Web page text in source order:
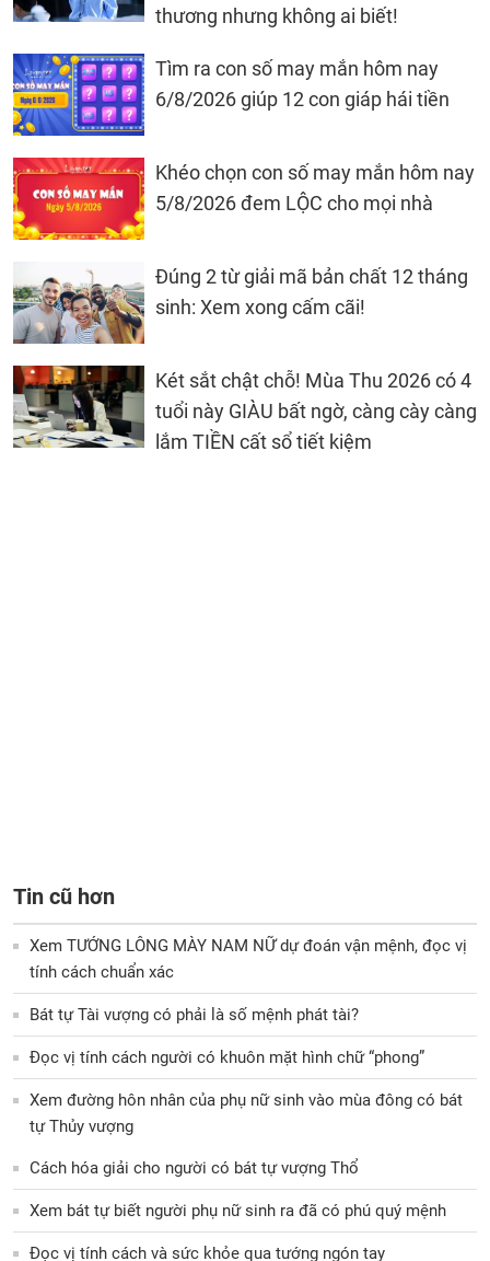
thương nhưng không ai biết!
Tìm ra con số may mắn hôm nay
6/8/2026 giúp 12 con giáp hái tiền
Khéo chọn con số may mắn hôm nay
5/8/2026 đem LỘC cho mọi nhà
Đúng 2 từ giải mã bản chất 12 tháng
sinh: Xem xong cấm cãi!
Két sắt chật chỗ! Mùa Thu 2026 có 4
tuổi này GIÀU bất ngờ, càng cày càng
lắm TIỀN cất sổ tiết kiệm
Tin cũ hơn
Xem TƯỚNG LÔNG MÀY NAM NỮ dự đoán vận mệnh, đọc vị
tính cách chuẩn xác
Bát tự Tài vượng có phải là số mệnh phát tài?
Đọc vị tính cách người có khuôn mặt hình chữ “phong”
Xem đường hôn nhân của phụ nữ sinh vào mùa đông có bát
tự Thủy vượng
Cách hóa giải cho người có bát tự vượng Thổ
Xem bát tự biết người phụ nữ sinh ra đã có phú quý mệnh
Đọc vị tính cách và sức khỏe qua tướng ngón tay